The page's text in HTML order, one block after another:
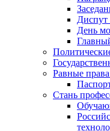
Диспут
День
Равные
Стань